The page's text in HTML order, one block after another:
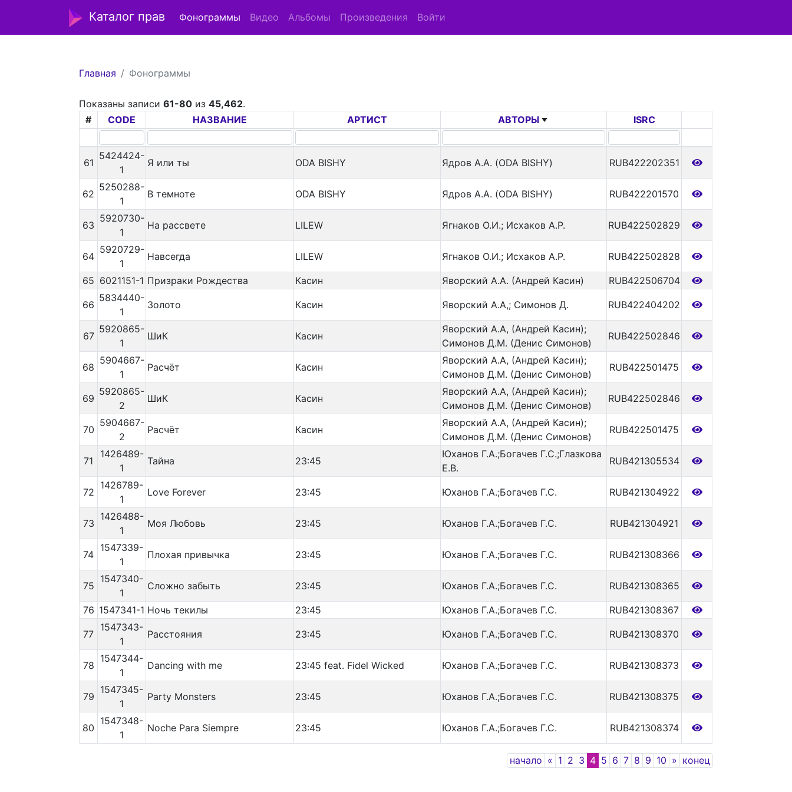
Каталог прав Фонограммы Видео Альбомы Произведения Войти
Главная Фонограммы
Показаны записи61-80 из45,462.
#
CODE НАЗВАНИЕ АРТИСТ АВТОРЫ ISRC
61
5424424-
1
Я или ты ODA BISHY Ядров А.А. (ODA BISHY) RUB422202351
62
5250288-
1
В темноте ODA BISHY Ядров А.А. (ODA BISHY) RUB422201570
63
5920730-
1
На рассвете LILEW Ягнаков О.И.; Исхаков А.Р. RUB422502829
64
5920729-
1
Навсегда LILEW Ягнаков О.И.; Исхаков А.Р. RUB422502828
65 6021151-1 Призраки Рождества Касин Яворский А.А. (Андрей Касин) RUB422506704
66
5834440-
1
Золото Касин Яворский А.А,; Симонов Д. RUB422404202
67
5920865-
1
ШиК Касин
Яворский А.А, (Андрей Касин);
Симонов Д.М. (Денис Симонов)
RUB422502846
68
5904667-
1
Расчёт Касин
Яворский А.А, (Андрей Касин);
Симонов Д.М. (Денис Симонов)
RUB422501475
69
5920865-
2
ШиК Касин
Яворский А.А, (Андрей Касин);
Симонов Д.М. (Денис Симонов)
RUB422502846
70
5904667-
2
Расчёт Касин
Яворский А.А, (Андрей Касин);
Симонов Д.М. (Денис Симонов)
RUB422501475
71
1426489-
1
Тайна 23:45
Юханов Г.А.;Богачев Г.С.;Глазкова
Е.В.
RUB421305534
72
1426789-
1
Love Forever 23:45 Юханов Г.А.;Богачев Г.С. RUB421304922
73
1426488-
1
Моя Любовь 23:45 Юханов Г.А.;Богачев Г.С. RUB421304921
74
1547339-
1
Плохая привычка 23:45 Юханов Г.А.;Богачев Г.С. RUB421308366
75
1547340-
1
Сложно забыть 23:45 Юханов Г.А.;Богачев Г.С. RUB421308365
76 1547341-1 Ночь текилы 23:45 Юханов Г.А.;Богачев Г.С. RUB421308367
77
1547343-
1
Расстояния 23:45 Юханов Г.А.;Богачев Г.С. RUB421308370
78
1547344-
1
Dancing with me 23:45 feat. Fidel Wicked Юханов Г.А.;Богачев Г.С. RUB421308373
79
1547345-
1
Party Monsters 23:45 Юханов Г.А.;Богачев Г.С. RUB421308375
80
1547348-
1
Noche Para Siempre 23:45 Юханов Г.А.;Богачев Г.С. RUB421308374
начало «Previous
1 2 3 4 5 6 7 8 9 10 »Next
конец